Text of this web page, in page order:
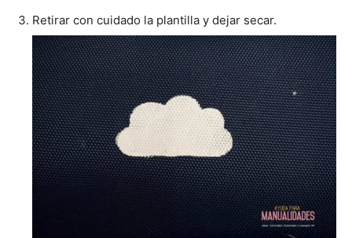
Retirar con cuidado la plantilla y dejar secar.